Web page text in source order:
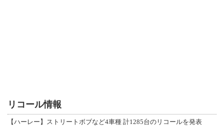
リコール情報
【ハーレー】ストリートボブなど4車種 計1285台のリコールを発表